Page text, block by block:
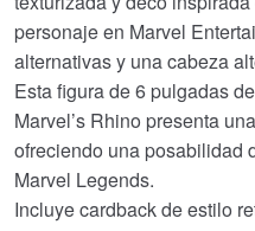
personaje en Marvel
alternativas y una cabeza
Esta figura de 6 pulgadas
Marvel’s Rhino presenta
ofreciendo una posabilidad
Marvel Legends.
Incluye cardback de estilo